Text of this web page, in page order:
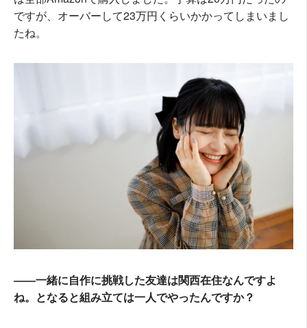
ですが、オーバーして23万円くらいかかってしまいまし
たね。
――一緒に自作に挑戦した友達は関西在住なんですよ
ね。となると組み立ては一人でやったんですか？